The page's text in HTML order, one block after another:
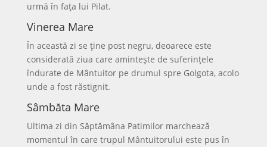
urmă în fața lui Pilat.
Vinerea Mare
În această zi se ține post negru, deoarece este
considerată ziua care amintește de suferințele
îndurate de Mântuitor pe drumul spre Golgota, acolo
unde a fost răstignit.
Sâmbăta Mare
Ultima zi din Săptămâna Patimilor marchează
momentul în care trupul Mântuitorului este pus în